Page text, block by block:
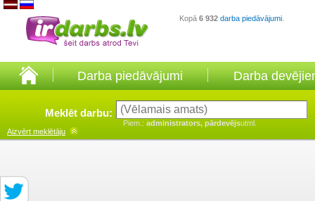
Kopā 6 932 darba piedāvājumi
Darba piedāvājumi Darba
Meklēt darbu:
Piem.: administrators, pārdevējsutml.
Aizvērt meklētāju